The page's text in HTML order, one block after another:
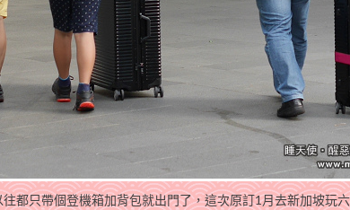
都只帶個登機箱加背包就出門了，這次原訂1月去新加坡玩